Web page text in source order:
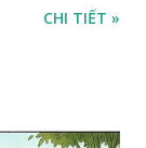
CHI TIẾT »